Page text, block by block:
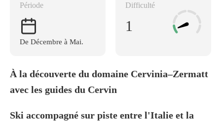
Période
De Décembre à Mai.
Difficulté
1
À la découverte du domaine Cervinia–Zermatt
avec les guides du Cervin
Ski accompagné sur piste entre l'Italie et la